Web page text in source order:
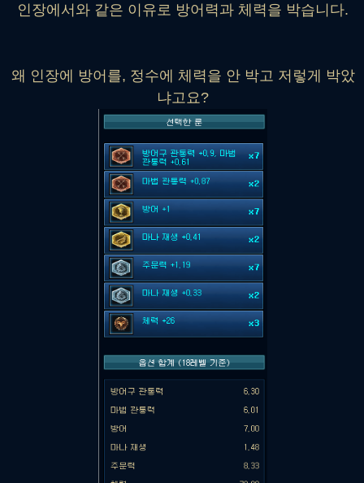
인장에서와 같은 이유로 방어력과 체력을 박습니다.
왜 인장에 방어를, 정수에 체력을 안 박고 저렇게 박았
냐고요?